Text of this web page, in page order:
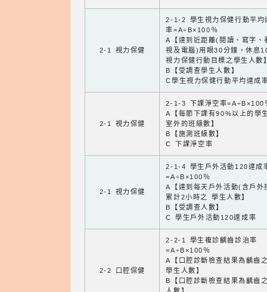
2-1 視力保健
2-1-2 學生視力保健行動平均
率=A÷B×100％
A【達到近距離(閱讀、寫字、
視及電腦)用眼30分鐘，休息
視力保健行動目標之學生人數
B【受調查學生人數】
C學生視力保健行動平均達成
2-1 視力保健
2-1-3 下課淨空率=A÷B×100
A【每節下課有90%以上的學
室外的班級數】
B【施測班級數】
C 下課淨空率
2-1 視力保健
2-1-4 學生戶外活動120達成
=A÷B×100％
A【達到每天戶外活動(含戶外
累計2小時之 學生人數】
B【受調查人數】
C 學生戶外活動120達成率
2-2 口腔保健
2-2-1 學生複診齲齒診治率
=A÷B×100％
A【口腔診斷檢查結果為齲齒
學生人數】
B【口腔診斷檢查結果為齲齒